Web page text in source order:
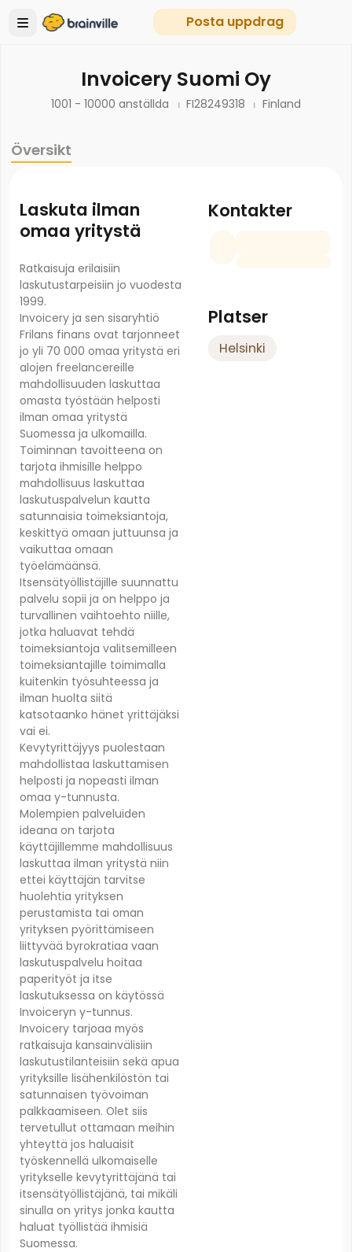
Posta uppdrag
Invoicery Suomi Oy
1001 - 10000 anställda FI28249318 Finland
Översikt
Laskuta ilman
omaa yritystä
Ratkaisuja erilaisiin
laskutustarpeisiin jo vuodesta
1999.
Invoicery ja sen sisaryhtiö
Frilans finans ovat tarjonneet
jo yli 70 000 omaa yritystä eri
alojen freelancereille
mahdollisuuden laskuttaa
omasta työstään helposti
ilman omaa yritystä
Suomessa ja ulkomailla.
Toiminnan tavoitteena on
tarjota ihmisille helppo
mahdollisuus laskuttaa
laskutuspalvelun kautta
satunnaisia toimeksiantoja,
keskittyä omaan juttuunsa ja
vaikuttaa omaan
työelämäänsä.
Itsensätyöllistäjille suunnattu
palvelu sopii ja on helppo ja
turvallinen vaihtoehto niille,
jotka haluavat tehdä
toimeksiantoja valitsemilleen
toimeksiantajille toimimalla
kuitenkin työsuhteessa ja
ilman huolta siitä
katsotaanko hänet yrittäjäksi
vai ei.
Kevytyrittäjyys puolestaan
mahdollistaa laskuttamisen
helposti ja nopeasti ilman
omaa y-tunnusta.
Molempien palveluiden
ideana on tarjota
käyttäjillemme mahdollisuus
laskuttaa ilman yritystä niin
ettei käyttäjän tarvitse
huolehtia yrityksen
perustamista tai oman
yrityksen pyörittämiseen
liittyvää byrokratiaa vaan
laskutuspalvelu hoitaa
paperityöt ja itse
laskutuksessa on käytössä
Invoiceryn y-tunnus.
Invoicery tarjoaa myös
ratkaisuja kansainvälisiin
laskutustilanteisiin sekä apua
yrityksille lisähenkilöstön tai
satunnaisen työvoiman
palkkaamiseen. Olet siis
tervetullut ottamaan meihin
yhteyttä jos haluaisit
työskennellä ulkomaiselle
yritykselle kevytyrittäjänä tai
itsensätyöllistäjänä, tai mikäli
sinulla on yritys jonka kautta
haluat työllistää ihmisiä
Suomessa.
Kontakter
Platser
Helsinki